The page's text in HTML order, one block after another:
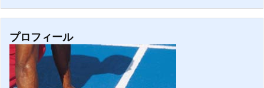
プロフィール